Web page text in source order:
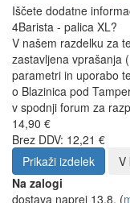
Iščete dodatne
4Barista - palica XL?
V našem razdelku za
zastavljena vprašanja
parametri in uporabo
o Blazinica pod
v spodnji forum za
14,90 €
Brez DDV: 12,21 €
Prikaži izdelek
V
Na zalogi
dostava naprej 13.8. (